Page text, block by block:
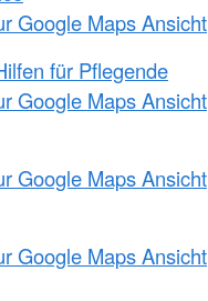
Google Maps Ansicht
für Pflegende
Google Maps Ansicht
Google Maps Ansicht
Google Maps Ansicht